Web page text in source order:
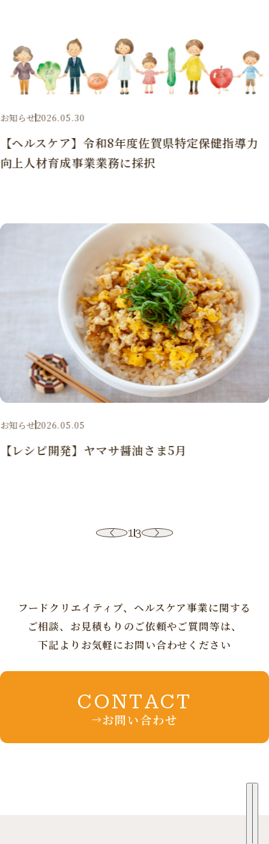
お知らせ2026.05.30
【ヘルスケア】令和8年度佐賀県特定保健指導力
向上人材育成事業業務に採択
お知らせ2026.05.05
【レシピ開発】ヤマサ醤油さま5月
13
フードクリエイティブ、ヘルスケア事業に関する
ご相談、お見積もりの ご依頼やご質問等は、
下記よりお気軽にお問い合わせください
CONTACT
お問い合わせ